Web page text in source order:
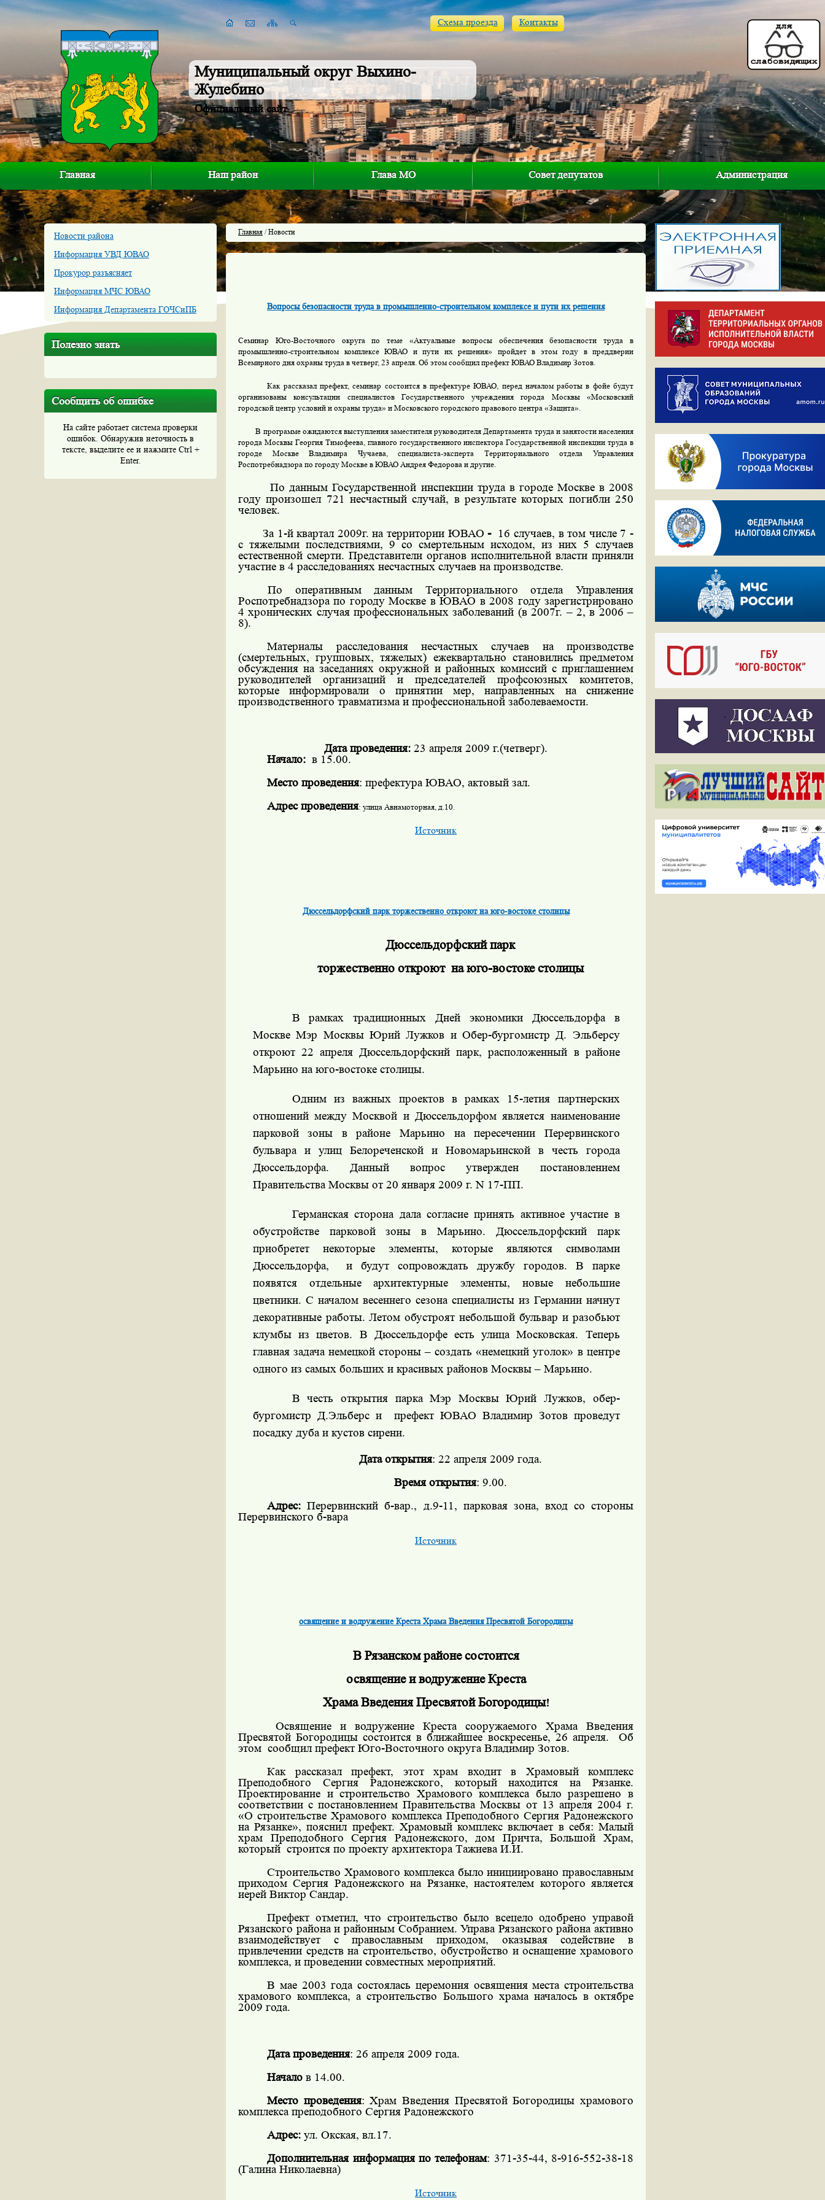
Муниципальный округ Выхино-
Жулебино
Официальный сайт
Схема проезда Контакты
Главная Наш район Глава МО Совет депутатов Администрация
Новости района
Информация УВД ЮВАО
Прокурор разъясняет
Информация МЧС ЮВАО
Информация Департамента ГОЧСиПБ
Полезно знать
Сообщить об ошибке
На сайте работает система проверки
ошибок. Обнаружив неточность в
тексте, выделите ее и нажмите Ctrl +
Enter.
Главная / Новости
Вопросы безопасности труда в промышленно-строительном комплексе и пути их решения
Семинар Юго-Восточного округа по теме «Актуальные вопросы обеспечения безопасности труда в
промышленно-строительном комплексе ЮВАО и пути их решения» пройдет в этом году в преддверии
Всемирного дня охраны труда в четверг, 23 апреля. Об этом сообщил префект ЮВАО Владимир Зотов.
Как рассказал префект, семинар состоится в префектуре ЮВАО, перед началом работы в фойе будут
организованы консультации специалистов Государственного учреждения города Москвы «Московский
городской центр условий и охраны труда» и Московского городского правового центра «Защита».
В программе ожидаются выступлениязаместителя руководителя Департамента труда и занятости населения
города Москвы Георгия Тимофеева, главного государственного инспектора Государственной инспекции труда в
городе Москве Владимира Чучаева, специалиста-эксперта Территориального отдела Управления
Роспотребнадзора по городу Москве в ЮВАО Андрея Федорова и другие.
По данным Государственной инспекции труда в городе Москве в 2008
году произошел 721 несчастный случай, в результате которых погибли 250
человек.
За 1-й квартал 2009г. на территории ЮВАО - 16 случаев, в том числе 7 -
с тяжелыми последствиями, 9 со смертельным исходом, из них 5 случаев
естественной смерти. Представители органов исполнительной власти приняли
участие в 4 расследованиях несчастных случаев на производстве.
По оперативным данным Территориального отдела Управления
Роспотребнадзора по городу Москве в ЮВАО в 2008 году зарегистрировано
4 хронических случая профессиональных заболеваний (в 2007г. – 2, в 2006 –
8).
Материалы расследования несчастных случаев на производстве
(смертельных, групповых, тяжелых) ежеквартально становилисьпредметом
обсуждения на заседаниях окружной и районных комиссийс приглашением
руководителей организаций и председателей профсоюзных комитетов,
которые информировали о принятии мер, направленных на снижение
производственного травматизма и профессиональной заболеваемости.
Дата проведения: 23 апреля 2009 г.(четверг).
Начало: в 15.00.
Место проведения: префектура ЮВАО, актовый зал.
Адрес проведения: улица Авиамоторная, д.10.
Источник
Дюссельдорфский парк торжественно откроют на юго-востоке столицы
Дюссельдорфский парк
торжественно откроют на юго-востоке столицы
В рамках традиционных Дней экономики Дюссельдорфа в
Москве Мэр Москвы Юрий Лужков и Обер-бургомистр Д. Эльберсу
откроют 22 апреля Дюссельдорфский парк, расположенный в районе
Марьино на юго-востоке столицы.
Одним из важных проектов в рамках 15-летия партнерских
отношений между Москвой и Дюссельдорфом является наименование
парковой зоны в районеМарьино на пересечении Перервинского
бульвара и улиц Белореченской и Новомарьинской в честь города
Дюссельдорфа. Данный вопрос утвержден постановлением
Правительства Москвы от 20 января 2009 г. N 17-ПП.
Германская сторона дала согласие принять активное участие в
обустройстве парковой зоны в Марьино. Дюссельдорфский парк
приобретет некоторые элементы, которые являются символами
Дюссельдорфа,
и будут сопровождать дружбу городов. В парке
появятся отдельные архитектурные элементы, новые небольшие
цветники. С началом весеннего сезона специалисты из Германии начнут
декоративные работы. Летом обустроят небольшой бульвар и разобьют
клумбы из цветов. В Дюссельдорфе есть улица Московская. Теперь
главная задача немецкой стороны – создать «немецкий уголок» в центре
одного из самых больших и красивых районов Москвы – Марьино.
В честь открытия парка Мэр Москвы Юрий Лужков, обер-
бургомистр Д.Эльберс и
префект ЮВАО Владимир Зотов проведут
посадку дуба и кустов сирени.
Дата открытия: 22 апреля 2009 года.
Время открытия: 9.00.
Адрес: Перервинский б-вар., д.9-11, парковая зона, вход со стороны
Перервинского б-вара
Источник
освящение и водружение Креста Храма Введения Пресвятой Богородицы
В Рязанском районе состоится
освящение и водружение Креста
Храма Введения Пресвятой Богородицы!
Освящение и водружение Креста сооружаемого Храма Введения
Пресвятой Богородицы состоится в ближайшее воскресенье, 26 апреля.
Об
этом сообщил префект Юго-Восточного округа Владимир Зотов.
Как рассказал префект, этот храм входит в Храмовый комплекс
Преподобного Сергия Радонежского, который находится на Рязанке.
Проектирование и строительство Храмового комплекса было разрешено в
соответствии с постановлением Правительства Москвы от 13 апреля 2004 г.
«О строительстве Храмового комплекса Преподобного Сергия Радонежского
на Рязанке», пояснил префект. Храмовый комплекс включает в себя: Малый
храм Преподобного Сергия Радонежского, дом Причта, Большой Храм,
который строится по проекту архитектора Тажиева И.И.
Строительство Храмового комплекса было инициировано православным
приходом Сергия Радонежского на Рязанке, настоятелем которого является
иерей Виктор Сандар.
Префект отметил, что строительство было всецело одобрено управой
Рязанского района и районным Собранием. Управа Рязанского района активно
взаимодействует с православным приходом, оказывая содействие в
привлечении средств на строительство, обустройство и оснащение храмового
комплекса, и проведении совместных мероприятий.
В мае 2003 года состоялась церемония освящения места строительства
храмового комплекса, а строительство Большого храма началось в октябре
2009 года.
Дата проведения:26 апреля 2009 года.
Началов 14.00.
Место проведения: Храм Введения Пресвятой Богородицы храмового
комплекса преподобного Сергия Радонежского
Адрес: ул. Окская, вл.17.
Дополнительная информация по телефонам: 371-35-44, 8-916-552-38-18
(Галина Николаевна)
Источник